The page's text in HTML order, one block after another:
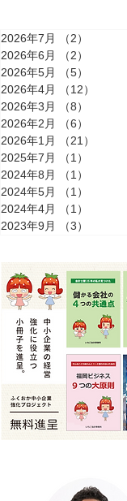
2026年7月 （2）
2026年6月
（2）
2026年5月
（5）
2026年4月
（12）
2026年3月
（8）
2026年2月
（6）
2026年1月
（21）
2025年7月
（1）
2024年8月
（1）
2024年5月
（1）
2024年4月
（1）
2023年9月
（3）